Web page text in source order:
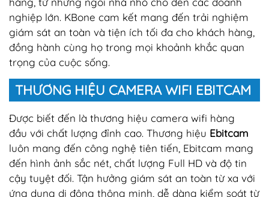
nghiệp lớn. KBone cam kết mang đến trải nghiệm
giám sát an toàn và tiện ích tối đa cho khách hàng,
đồng hành cùng họ trong mọi khoảnh khắc quan
trọng của cuộc sống.
THƯƠNG HIỆU CAMERA WIFI EBITCAM
Được biết đến là thương hiệu camera wifi hàng
đầu với chất lượng đỉnh cao. Thương hiệu Ebitcam
luôn mang đến công nghệ tiên tiến, Ebitcam mang
đến hình ảnh sắc nét, chất lượng Full HD và độ tin
cậy tuyệt đối. Tận hưởng giám sát an toàn từ xa với
ứng dụng di động thông minh, dễ dàng kiểm soát từ